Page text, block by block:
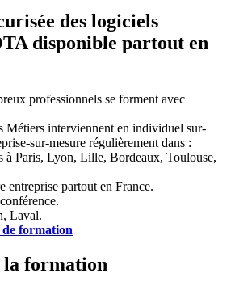
des logiciels
disponible partout en
professionnels se forment avec
Métiers interviennent en individuel sur-
sur-mesure régulièrement dans :
à Paris, Lyon, Lille, Bordeaux, Toulouse,
entreprise partout en France.
Laval.
formation
la formation